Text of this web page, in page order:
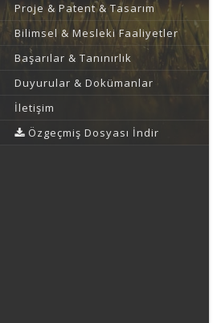
Proje & Patent & Tasarım
Bilimsel & Mesleki Faaliyetler
Başarılar & Tanınırlık
Duyurular & Dokümanlar
İletişim
Özgeçmiş Dosyası İndir